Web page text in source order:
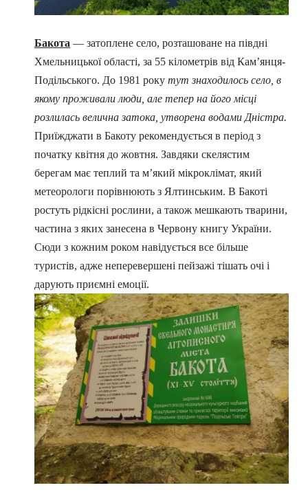
Бакота — затоплене село, розташоване на півдні
Хмельницької області, за 55 кілометрів від Кам’янця-
Подільського. До 1981 року тут знаходилось село, в
якому проживали люди, але тепер на його місці
розлилась велична затока, утворена водами Дністра.
Приїжджати в Бакоту рекомендується в період з
початку квітня до жовтня. Завдяки скелястим
берегам має теплий та м’який мікроклімат, який
метеорологи порівнюють з Ялтинським. В Бакоті
ростуть рідкісні рослини, а також мешкають тварини,
частина з яких занесена в Червону книгу України.
Сюди з кожним роком навідується все більше
туристів, адже неперевершені пейзажі тішать очі і
дарують приємні емоції.